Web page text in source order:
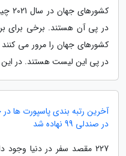
در پی آن هستند. برخی برای
کشورهای جهان را مرور می کنند
در پی این لیست هستند. در
آخرین رتبه بندی پاسپورت ها
در صندلی 99 نهاده شد
227 مقصد سفر در دنیا